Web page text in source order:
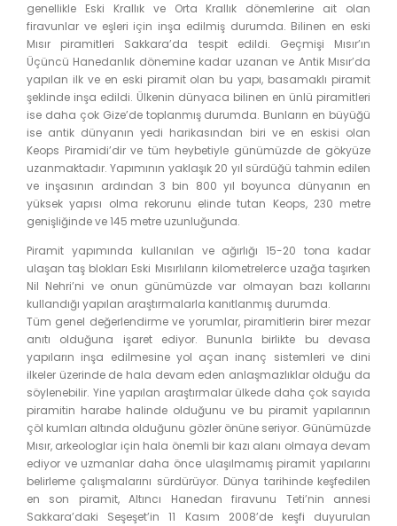
genellikle Eski Krallık ve Orta Krallık dönemlerine ait olan
firavunlar ve eşleri için inşa edilmiş durumda. Bilinen en eski
Mısır piramitleri Sakkara’da tespit edildi. Geçmişi Mısır’ın
Üçüncü Hanedanlık dönemine kadar uzanan ve Antik Mısır’da
yapılan ilk ve en eski piramit olan bu yapı, basamaklı piramit
şeklinde inşa edildi. Ülkenin dünyaca bilinen en ünlü piramitleri
ise daha çok Gize’de toplanmış durumda. Bunların en büyüğü
ise antik dünyanın yedi harikasından biri ve en eskisi olan
Keops Piramidi’dir ve tüm heybetiyle günümüzde de gökyüze
uzanmaktadır. Yapımının yaklaşık 20 yıl sürdüğü tahmin edilen
ve inşasının ardından 3 bin 800 yıl boyunca dünyanın en
yüksek yapısı olma rekorunu elinde tutan Keops, 230 metre
genişliğinde ve 145 metre uzunluğunda.
Piramit yapımında kullanılan ve ağırlığı 15-20 tona kadar
ulaşan taş blokları Eski Mısırlıların kilometrelerce uzağa taşırken
Nil Nehri’ni ve onun günümüzde var olmayan bazı kollarını
kullandığı yapılan araştırmalarla kanıtlanmış durumda.
Tüm genel değerlendirme ve yorumlar, piramitlerin birer mezar
anıtı olduğuna işaret ediyor. Bununla birlikte bu devasa
yapıların inşa edilmesine yol açan inanç sistemleri ve dini
ilkeler üzerinde de hala devam eden anlaşmazlıklar olduğu da
söylenebilir. Yine yapılan araştırmalar ülkede daha çok sayıda
piramitin harabe halinde olduğunu ve bu piramit yapılarının
çöl kumları altında olduğunu gözler önüne seriyor. Günümüzde
Mısır, arkeologlar için hala önemli bir kazı alanı olmaya devam
ediyor ve uzmanlar daha önce ulaşılmamış piramit yapılarını
belirleme çalışmalarını sürdürüyor. Dünya tarihinde keşfedilen
en son piramit, Altıncı Hanedan firavunu Teti’nin annesi
Sakkara’daki Seşeşet’in 11 Kasım 2008’de keşfi duyurulan